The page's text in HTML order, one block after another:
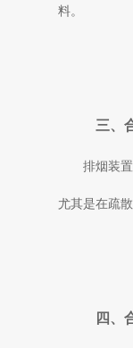
料。
三、
排烟装
尤其是在疏
四、